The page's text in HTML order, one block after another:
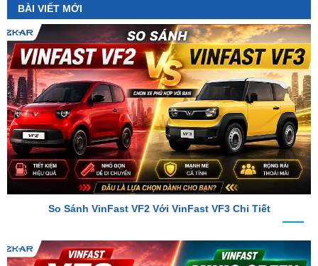
So Sánh VinFast VF2 Với VinFast VF3 Chi Tiết